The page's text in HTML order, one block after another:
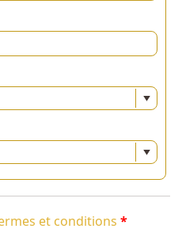
et conditions *